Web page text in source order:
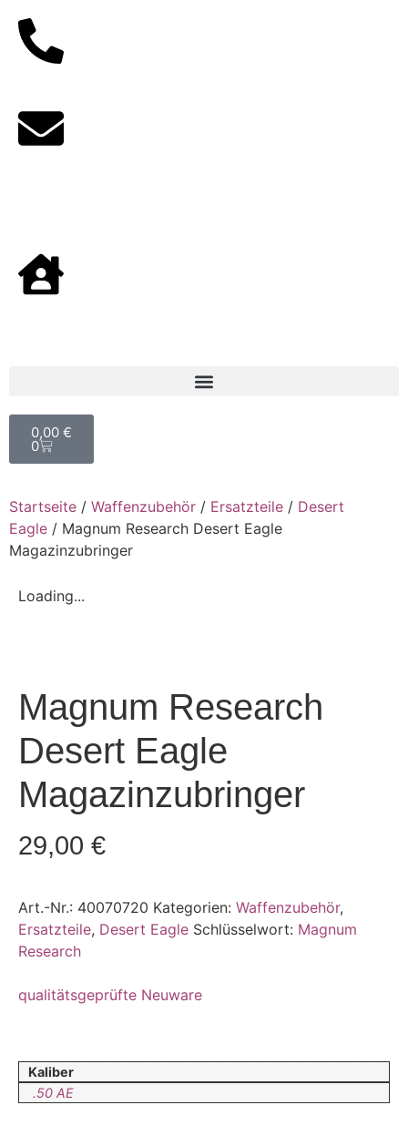
0,00 €
0
Startseite / Waffenzubehör / Ersatzteile / Desert
Eagle / Magnum Research Desert Eagle
Magazinzubringer
Loading...
Magnum Research
Desert Eagle
Magazinzubringer
29,00 €
Art.-Nr.: 40070720 Kategorien: Waffenzubehör,
Ersatzteile, Desert Eagle Schlüsselwort: Magnum
Research
qualitätsgeprüfte Neuware
Kaliber
.50 AE